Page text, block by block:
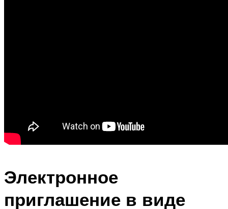
Электронное
приглашение в виде